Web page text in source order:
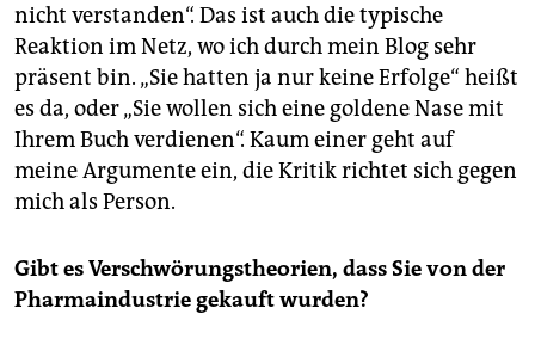
nicht verstanden“. Das ist auch die typische
Reaktion im Netz, wo ich durch mein Blog sehr
präsent bin. „Sie hatten ja nur keine Erfolge“ heißt
es da, oder „Sie wollen sich eine goldene Nase mit
Ihrem Buch verdienen“. Kaum einer geht auf
meine Argumente ein, die Kritik richtet sich gegen
mich als Person.
Gibt es Verschwörungstheorien, dass Sie von der
Pharmaindustrie gekauft wurden?